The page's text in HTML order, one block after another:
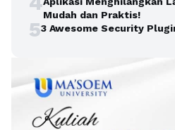
Mudah dan Praktis!
53 Awesome Security